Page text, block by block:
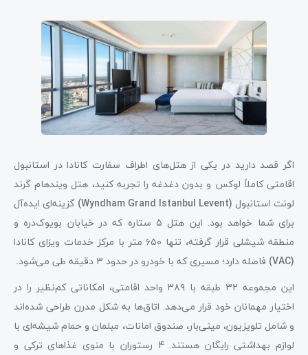
اگر قصد دارید در یکی از هتل‌های اطراف سفارت کانادا در استانبول
اقامتی کاملاً لوکس و بدون دغدغه را تجربه کنید، هتل ویندهام گرند
لونت استانبول (Wyndham Grand Istanbul Levent)
گزینه‌ای ایده‌آل
برای شما خواهد بود. این هتل ۵ ستاره که در خیابان بویوک‌دره و
منطقه شیشلی قرار گرفته، تنها ۶۵۰
متر با مرکز خدمات ویزای کانادا
(VAC)
فاصله دارد؛ مسیری که با خودرو در حدود ۳ دقیقه طی می‌شود.
این مجموعه ۳۲ طبقه با ۳۸۹ واحد اقامتی، امکاناتی کم‌نظیر را در
اختیار مهمانان خود قرار می‌دهد. اتاق‌ها به شکل مدرن طراحی شده‌اند
و شامل تلویزیون، مینی‌بار، صندوق امانات، مبلمان و حمام شیشه‌ای با
لوازم بهداشتی رایگان هستند. 4
رستوران با منوی غذاهای ترکی و